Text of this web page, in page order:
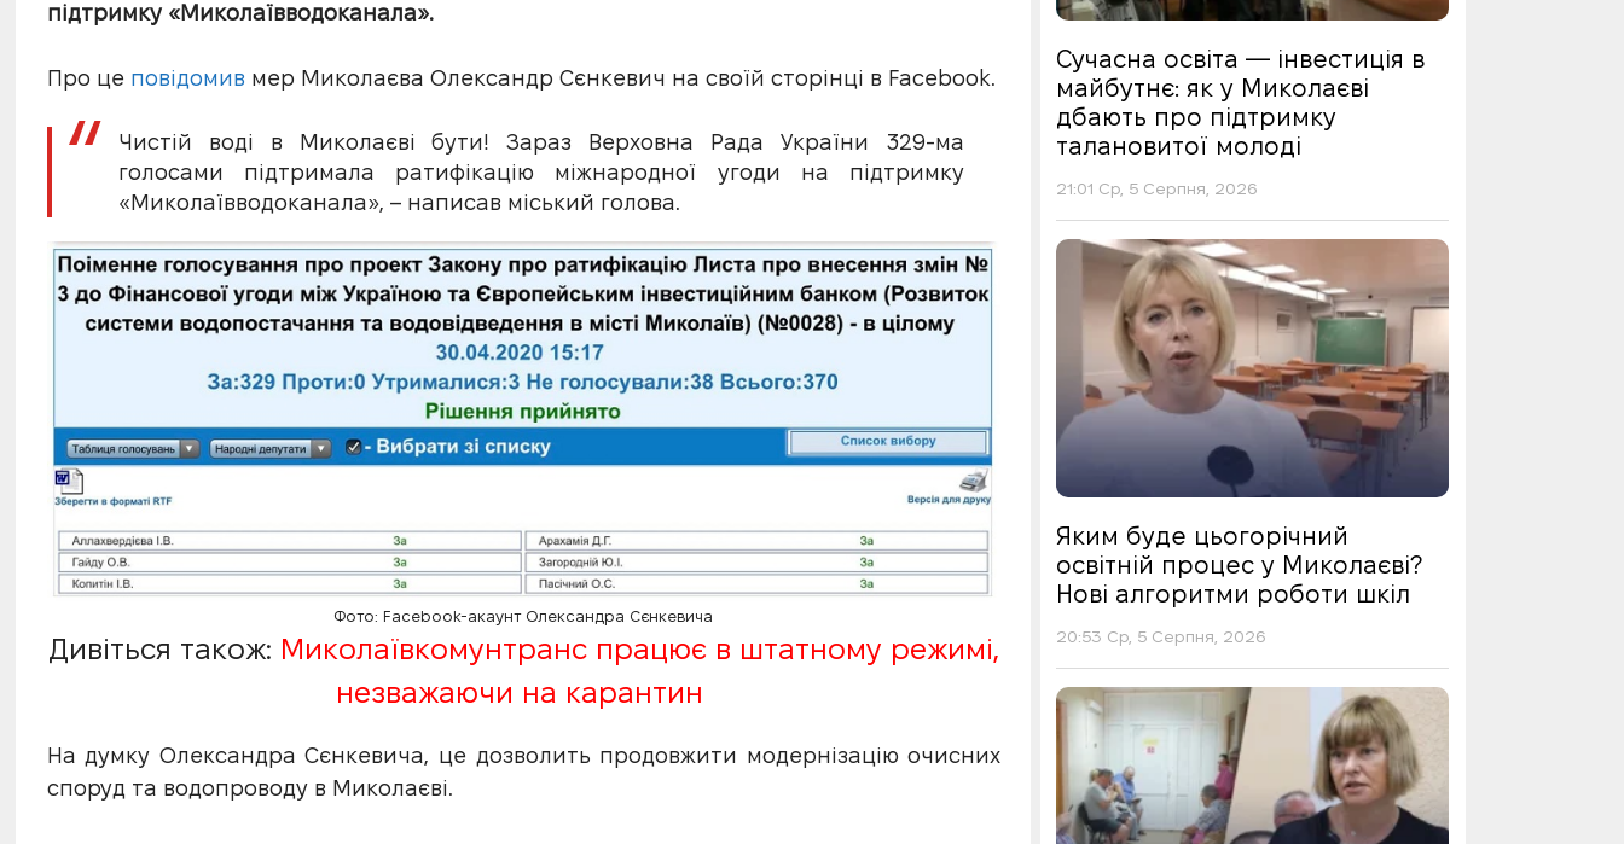
підтримку «Миколаївводоканала».
Про це повідомив мер Миколаєва Олександр Сєнкевич на своїй сторінці в Facebook.
Чистій воді в Миколаєві бути! Зараз Верховна Рада України 329-ма
голосами підтримала ратифікацію міжнародної угоди на підтримку
«Миколаївводоканала», – написав міський голова.
Фото: Facebook-акаунт Олександра Сєнкевича
Дивіться також: Миколаївкомунтранс працює в штатному режимі,
незважаючи на карантин
На думку Олександра Сєнкевича, це дозволить продовжити модернізацію очисних
споруд та водопроводу в Миколаєві.
Сучасна освіта — інвестиція в
майбутнє: як у Миколаєві
дбають про підтримку
талановитої молоді
21:01 Ср, 5 Серпня, 2026
Яким буде цьогорічний
освітній процес у Миколаєві?
Нові алгоритми роботи шкіл
20:53 Ср, 5 Серпня, 2026